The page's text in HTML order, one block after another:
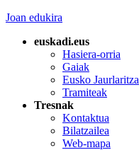
Joan edukira
euskadi.eus
Hasiera-orria
Gaiak
Eusko Jaurlaritza
Tramiteak
Tresnak
Kontaktua
Bilatzailea
Web-mapa